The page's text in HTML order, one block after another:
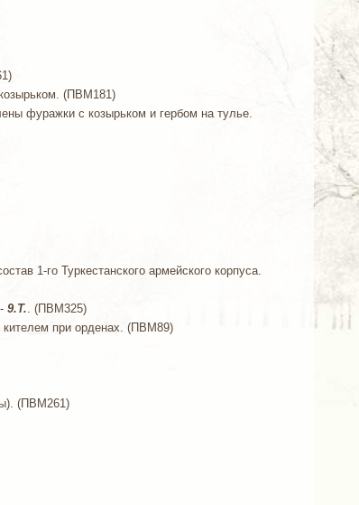
(ПВМ181)
фуражки с козырьком и гербом на тулье.
1-го Туркестанского армейского корпуса.
9.Т.. (ПВМ325)
кителем при орденах. (ПВМ89)
(ПВМ261)